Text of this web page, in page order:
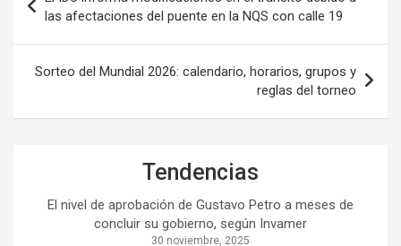
de
entradas
las afectaciones del puente en la NQS con calle 19
Sorteo del Mundial 2026: calendario, horarios, grupos y
reglas del torneo
Tendencias
El nivel de aprobación de Gustavo Petro a meses de
concluir su gobierno, según Invamer
30 noviembre, 2025